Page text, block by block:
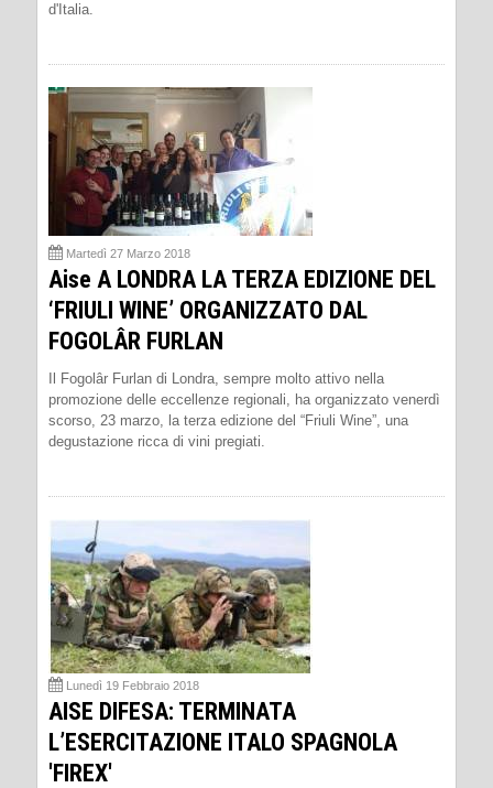
d'Italia.
Martedì 27 Marzo 2018
Aise A LONDRA LA TERZA EDIZIONE DEL
‘FRIULI WINE’ ORGANIZZATO DAL
FOGOLÂR FURLAN
Il Fogolâr Furlan di Londra, sempre molto attivo nella
promozione delle eccellenze regionali, ha organizzato venerdì
scorso, 23 marzo, la terza edizione del “Friuli Wine”, una
degustazione ricca di vini pregiati.
Lunedì 19 Febbraio 2018
AISE DIFESA: TERMINATA
L’ESERCITAZIONE ITALO SPAGNOLA
'FIREX'